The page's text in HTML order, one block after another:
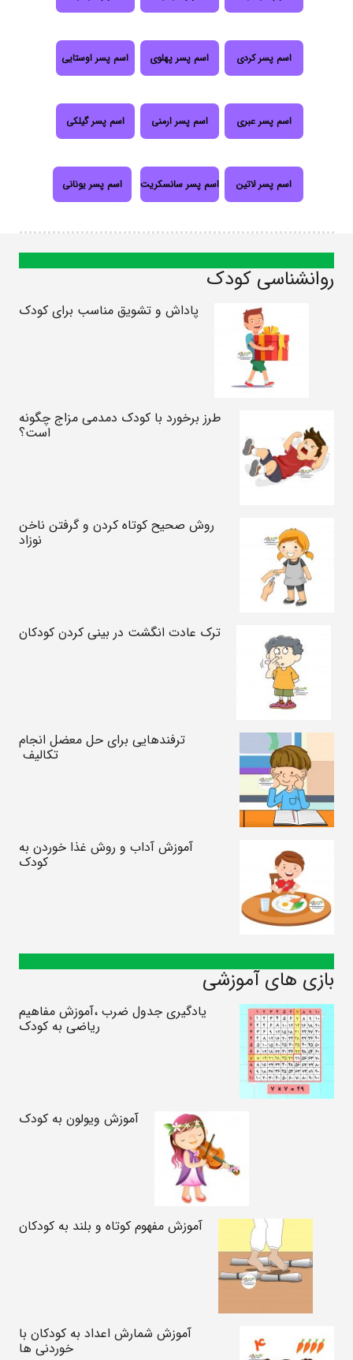
اسم پسر کردی اسم پسر پهلوی اسم پسر اوستایی
اسم پسر عبری اسم پسر ارمنی اسم پسر گیلکی
اسم پسر لاتین اسم پسر سانسکریت اسم پسر یونانی
روانشناسی کودک
پاداش و تشویق مناسب برای کودک
طرز برخورد با کودک دمدمی مزاج چگونه
است؟
روش صحیح کوتاه کردن و گرفتن ناخن‌
نوزاد
ترک عادت انگشت در بینی کردن کودکان
ترفندهایی برای حل معضل انجام
تکالیف
آموزش آداب و روش غذا خوردن به
کودک
بازی های آموزشی
یادگیری جدول ضرب ،آموزش مفاهیم
ریاضی به کودک
آموزش ویولون به کودک
آموزش مفهوم کوتاه و بلند به کودکان
آموزش شمارش اعداد به کودکان با
خوردنی ها